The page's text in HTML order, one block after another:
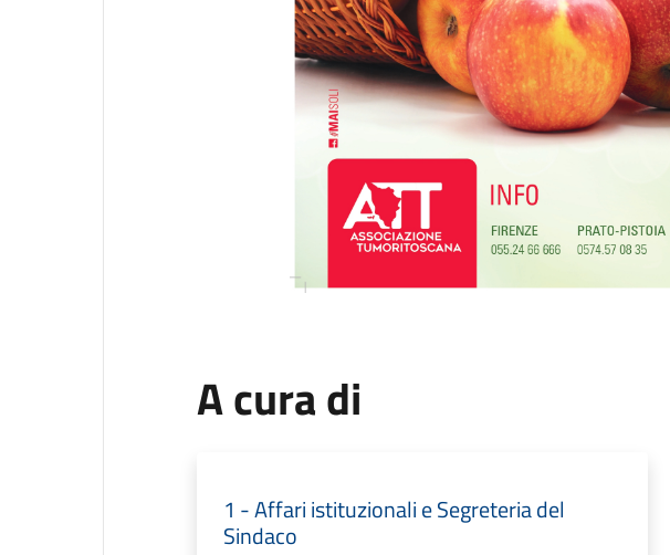
A cura di
1 - Affari istituzionali e Segreteria del
Sindaco